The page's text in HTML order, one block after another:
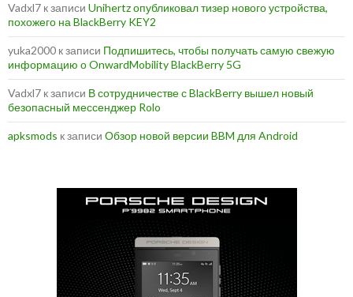
Vadxl7 к записи Unihertz опубликовал тизер нового устройства,
похожего на BlackBerry KEY2
yuka2000 к записи Подпишитесь, чтобы получать самую свежую
информацию о OnwardMobility BlackBerry 5G
Vadxl7 к записи В сотрудничестве с BlackBerry вышел новый
безопасный мессенджер Rolo
apksmods к записи Обзор новой версии BBM для Android